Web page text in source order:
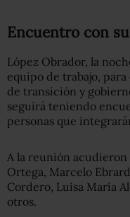
Encuentro con
López Obrador, la
equipo de trabajo,
de transición y
seguirá teniendo
personas que
A la reunión acudieron
Ortega, Marcelo
Cordero, Luisa María
otros.